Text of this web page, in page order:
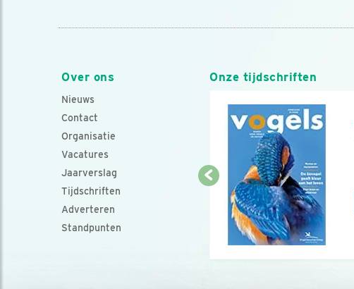
Over ons
Nieuws
Contact
Organisatie
Vacatures
Jaarverslag
Tijdschriften
Adverteren
Standpunten
Onze tijdschriften